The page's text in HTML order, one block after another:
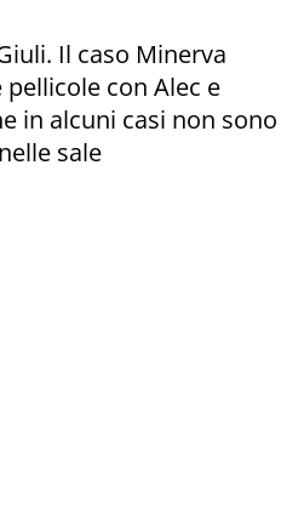
Il caso Minerva
pellicole con Alec e
in alcuni casi non sono
sale